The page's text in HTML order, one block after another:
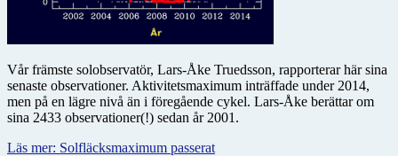
Vår främste solobservatör, Lars-Åke Truedsson, rapporterar här sina
senaste observationer. Aktivitetsmaximum inträffade under 2014,
men på en lägre nivå än i föregående cykel. Lars-Åke berättar om
sina 2433 observationer(!) sedan år 2001.
Läs mer: Solfläcksmaximum passerat